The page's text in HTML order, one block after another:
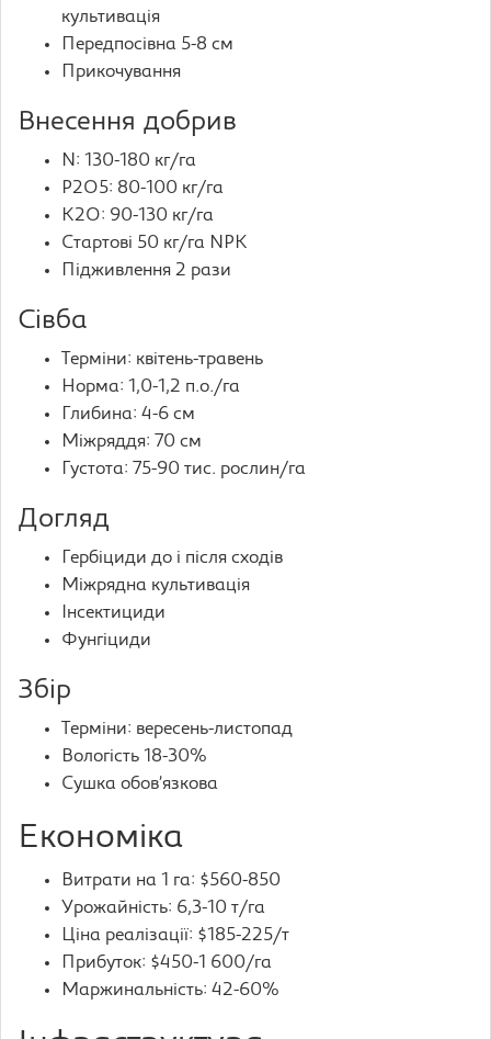
культивація
Передпосівна 5-8 см
Прикочування
Внесення добрив
N: 130-180 кг/га
P2O5: 80-100 кг/га
K2O: 90-130 кг/га
Стартові 50 кг/га NPK
Підживлення 2 рази
Сівба
Терміни: квітень-травень
Норма: 1,0-1,2 п.о./га
Глибина: 4-6 см
Міжряддя: 70 см
Густота: 75-90 тис. рослин/га
Догляд
Гербіциди до і після сходів
Міжрядна культивація
Інсектициди
Фунгіциди
Збір
Терміни: вересень-листопад
Вологість 18-30%
Сушка обов’язкова
Економіка
Витрати на 1 га: $560-850
Урожайність: 6,3-10 т/га
Ціна реалізації: $185-225/т
Прибуток: $450-1 600/га
Маржинальність: 42-60%